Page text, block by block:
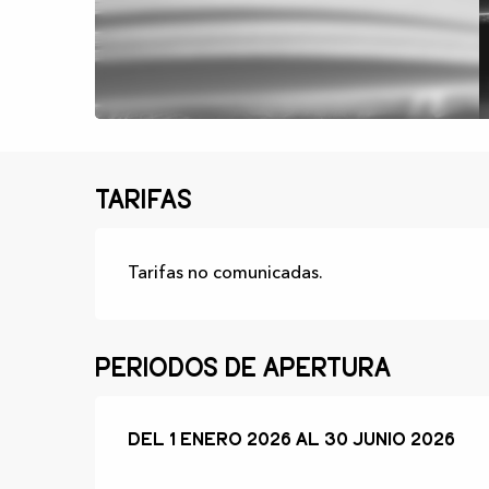
Tarifas
Tarifas no comunicadas.
Periodos de apertura
Del 1 enero 2026al 30 junio 2026
Del 1 enero 2026al 30 junio 2026